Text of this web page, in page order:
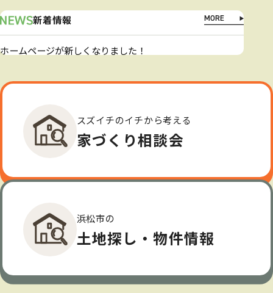
新着情報
ホームページが新しくなりました！
スズイチのイチから考える
家づくり相談会
浜松市の
土地探し・物件情報